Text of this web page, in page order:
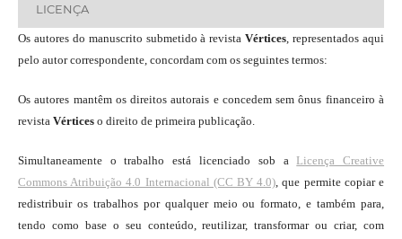
LICENÇA
Os autores do manuscrito submetido à revistaVértices, representados aqui
pelo autor correspondente, concordam com os seguintes termos:
Os autores mantêm os direitos autorais e concedem sem ônus financeiro à
revista Vértices o direito de primeira publicação.
Simultaneamente o trabalho está licenciado sob a Licença Creative
Commons Atribuição 4.0 Internacional (CC BY 4.0), que permite copiar e
redistribuir os trabalhos por qualquer meio ou formato, e também para,
tendo como base o seu conteúdo, reutilizar, transformar ou criar, com